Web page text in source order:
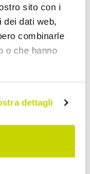
sito con i
dei dati web,
combinarle
o che hanno
dettagli
vetro e cristallo